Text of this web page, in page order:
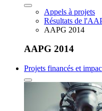
Appels à projets
Résultats de
AAPG 2014
AAPG 2014
Projets financés et